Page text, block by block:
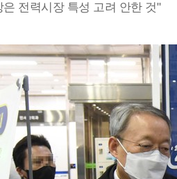
은 전력시장 특성 고려 안한 것"